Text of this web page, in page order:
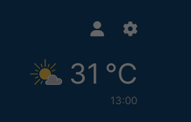
31 °C
13:00